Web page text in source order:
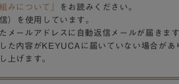
みについて」
をお読みください。
）を使用しています。
メールアドレスに自動返信メールが届きま
た内容がKEYUCAに届いていない場合があ
上げます。